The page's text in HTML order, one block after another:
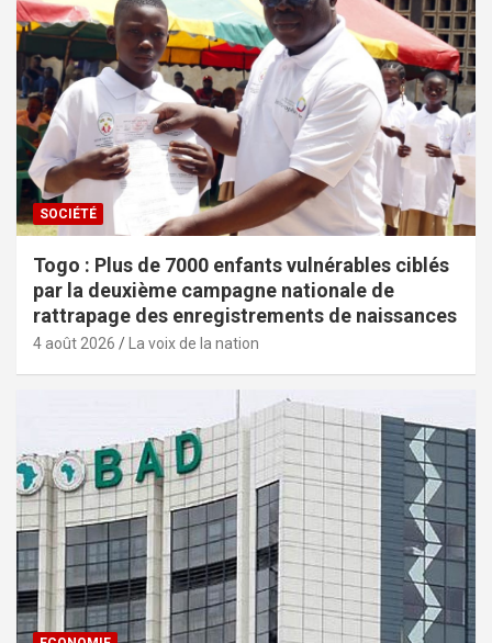
SOCIÉTÉ
Togo : Plus de 7000 enfants vulnérables ciblés
par la deuxième campagne nationale de
rattrapage des enregistrements de naissances
4 août 2026 La voix de la nation